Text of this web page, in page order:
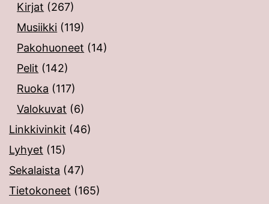
Kirjat (267)
Musiikki (119)
Pakohuoneet (14)
Pelit (142)
Ruoka (117)
Valokuvat (6)
Linkkivinkit (46)
Lyhyet (15)
Sekalaista (47)
Tietokoneet (165)